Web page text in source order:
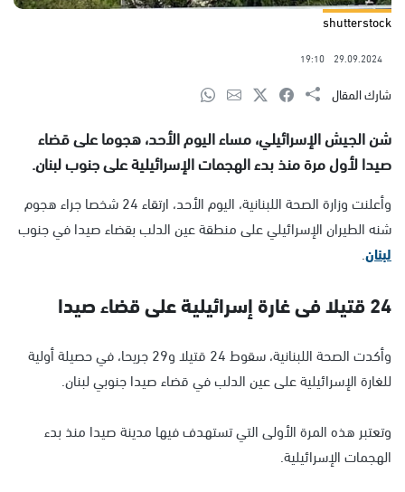
shutterstock
29.09.2024
19:10
شارك المقال
شن الجيش الإسرائيلي، مساء اليوم الأحد، هجوما على قضاء
صيدا لأول مرة منذ بدء الهجمات الإسرائيلية على جنوب لبنان.
وأعلنت وزارة الصحة اللبنانية، اليوم الأحد، ارتقاء 24 شخصا جراء هجوم
شنه الطيران الإسرائيلي على منطقة عين الدلب بقضاء صيدا في جنوب
لبنان.
24 قتيلا فى غارة إسرائيلية على قضاء صيدا
وأكدت الصحة اللبنانية، سقوط 24 قتيلا و29 جريحا، في حصيلة أولية
للغارة الإسرائيلية على عين الدلب في قضاء صيدا جنوبي لبنان.
وتعتبر هذه المرة الأولى التي تستهدف فيها مدينة صيدا منذ بدء
الهجمات الإسرائيلية.